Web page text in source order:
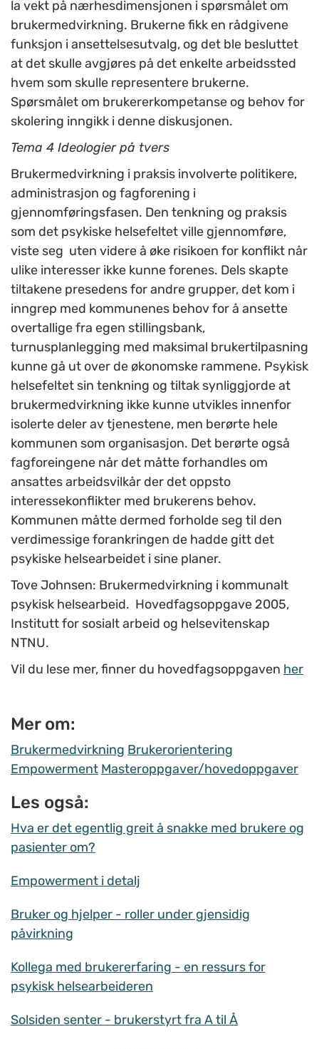
la vekt på nærhesdimensjonen i spørsmålet om
brukermedvirkning. Brukerne fikk en rådgivene
funksjon i ansettelsesutvalg, og det ble besluttet
at det skulle avgjøres på det enkelte arbeidssted
hvem som skulle representere brukerne.
Spørsmålet om brukererkompetanse og behov for
skolering inngikk i denne diskusjonen.
Tema 4 Ideologier på tvers
Brukermedvirkning i praksis involverte politikere,
administrasjon og fagforening i
gjennomføringsfasen. Den tenkning og praksis
som det psykiske helsefeltet ville gjennomføre,
viste seg uten videre å øke risikoen for konflikt når
ulike interesser ikke kunne forenes. Dels skapte
tiltakene presedens for andre grupper, det kom i
inngrep med kommunenes behov for å ansette
overtallige fra egen stillingsbank,
turnusplanlegging med maksimal brukertilpasning
kunne gå ut over de økonomske rammene. Psykisk
helsefeltet sin tenkning og tiltak synliggjorde at
brukermedvirkning ikke kunne utvikles innenfor
isolerte deler av tjenestene, men berørte hele
kommunen som organisasjon. Det berørte også
fagforeingene når det måtte forhandles om
ansattes arbeidsvilkår der det oppsto
interessekonflikter med brukerens behov.
Kommunen måtte dermed forholde seg til den
verdimessige forankringen de hadde gitt det
psykiske helsearbeidet i sine planer.
Tove Johnsen: Brukermedvirkning i kommunalt
psykisk helsearbeid. Hovedfagsoppgave 2005,
Institutt for sosialt arbeid og helsevitenskap
NTNU.
Vil du lese mer, finner du hovedfagsoppgaven her
Mer om:
Brukermedvirkning Brukerorientering
Empowerment Masteroppgaver/hovedoppgaver
Les også:
Hva er det egentlig greit å snakke med brukere og
pasienter om?
Empowerment i detalj
Bruker og hjelper - roller under gjensidig
påvirkning
Kollega med brukererfaring - en ressurs for
psykisk helsearbeideren
Solsiden senter - brukerstyrt fra A til Å